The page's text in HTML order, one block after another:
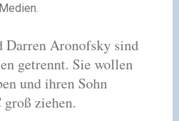
Darren Aronofsky sind
getrennt. Sie wollen
und ihren Sohn
ziehen.